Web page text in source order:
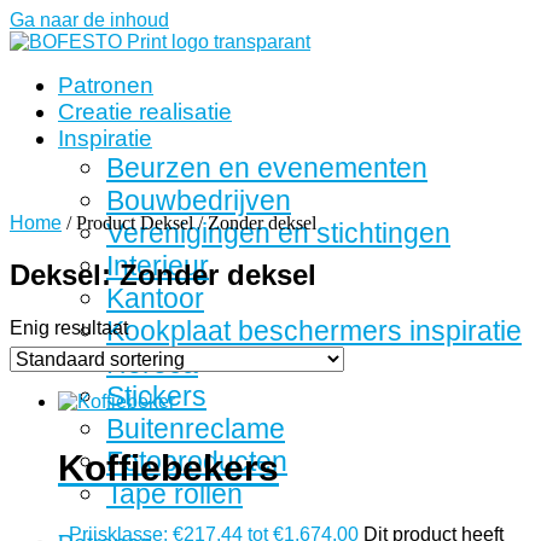
Ga naar de inhoud
Patronen
Creatie realisatie
Inspiratie
Beurzen en evenementen
Bouwbedrijven
Verenigingen en stichtingen
Interieur
Kantoor
Kookplaat beschermers inspiratie
Horeca
Stickers
Buitenreclame
Fotoproducten
Tape rollen
Home / Product Deksel / Zonder deksel
Deksel: Zonder deksel
Enig resultaat
Koffiebekers
- Prijsklasse: €217,44 tot €1.674,00 Dit product heeft